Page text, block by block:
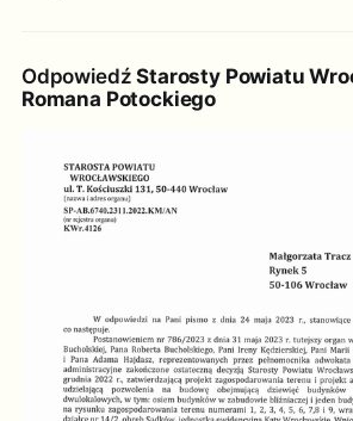
OdpowiedźStarosty Powiatu
Romana Potockiego